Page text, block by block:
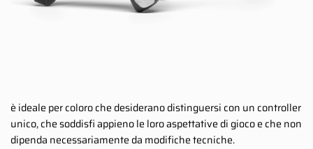
è ideale per coloro che desiderano distinguersi con un controller
unico, che soddisfi appieno le loro aspettative di gioco e che non
dipenda necessariamente da modifiche tecniche.